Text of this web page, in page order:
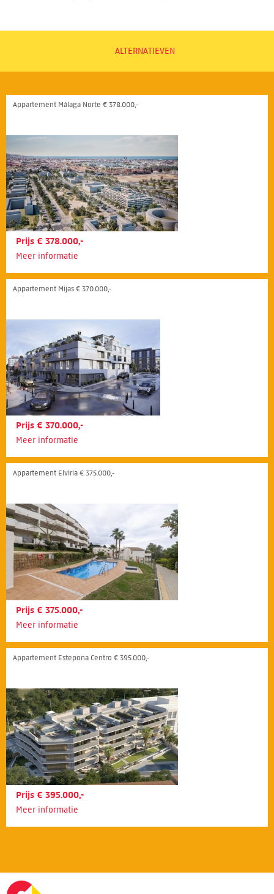
ALTERNATIEVEN
Appartement Málaga Norte € 378.000,-
Prijs € 378.000,-
Meer informatie
Appartement Mijas € 370.000,-
Prijs € 370.000,-
Meer informatie
Appartement Elviria € 375.000,-
Prijs € 375.000,-
Meer informatie
Appartement Estepona Centro € 395.000,-
Prijs € 395.000,-
Meer informatie